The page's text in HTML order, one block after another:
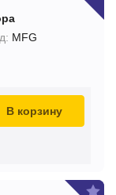
MFG
В корзину